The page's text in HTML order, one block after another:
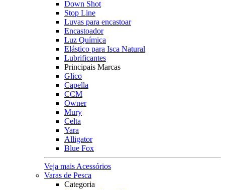
Down Shot
Stop Line
Luvas para encastoar
Encastoador
Luz Química
Elástico para Isca Natural
Lubrificantes
Principais Marcas
Glico
Capella
CCM
Owner
Mury
Celta
Yara
Alligator
Blue Fox
Veja mais Acessórios
Varas de Pesca
Categoria